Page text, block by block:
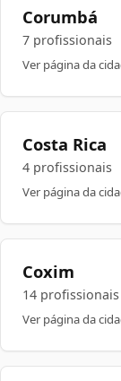
Corumbá
7 profissionais
Ver página da
Costa Rica
4 profissionais
Ver página da
Coxim
14 profissionais
Ver página da